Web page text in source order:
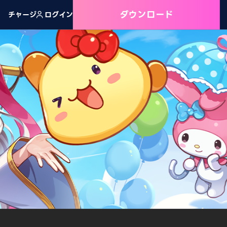
チャージ ログイン ダウンロード